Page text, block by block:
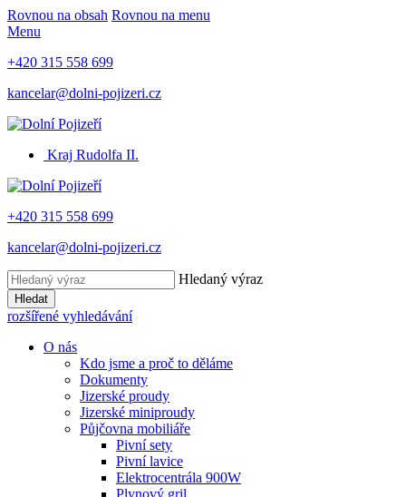
Rovnou na obsah Rovnou na menu
Menu
+420 315 558 699
kancelar@dolni-pojizeri.cz
Kraj Rudolfa II.
+420 315 558 699
kancelar@dolni-pojizeri.cz
Hledaný výraz
Hledat
rozšířené vyhledávání
O nás
Kdo jsme a proč to děláme
Dokumenty
Jizerské proudy
Jizerské miniproudy
Půjčovna mobiliáře
Pivní sety
Pivní lavice
Elektrocentrála 900W
Plynový gril